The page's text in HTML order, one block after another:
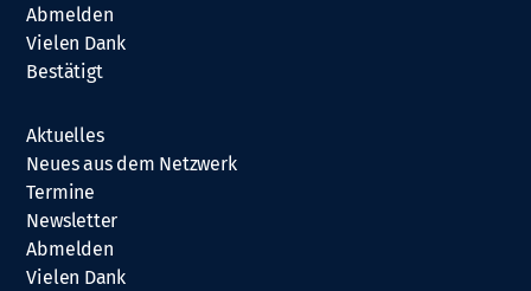
Abmelden
Vielen Dank
Bestätigt
Aktuelles
Neues aus dem Netzwerk
Termine
Newsletter
Abmelden
Vielen Dank